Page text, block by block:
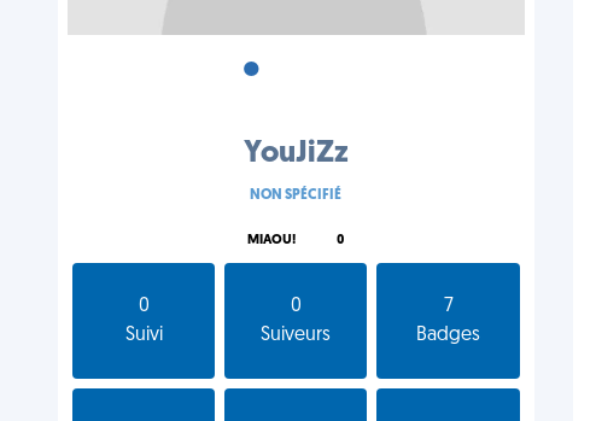
•
YouJiZz
NON SPÉCIFIÉ
MIAOU! 0
0
Suivi
0
Suiveurs
7
Badges